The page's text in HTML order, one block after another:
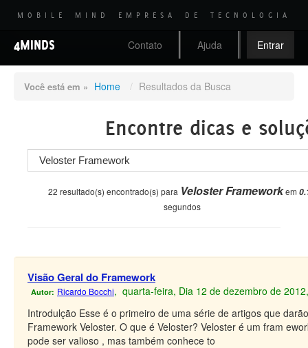
MOBILE MIND EMPRESA DE TECNOLOGIA
4MINDS Contato Ajuda Entrar
Você está em » Home / Resultados da Busca
Encontre dicas e
22 resultado(s) encontrado(s) para Veloster Frameworkem
segundos
Visão Geral do Framework
Autor: Ricardo Bocchi, quarta-feira, Dia 12 de dezembro de
Introdulção Esse é o primeiro de uma série de artigos que
Framework Veloster. O que é Veloster? Veloster é um fram
pode ser valioso , mas também conhece to